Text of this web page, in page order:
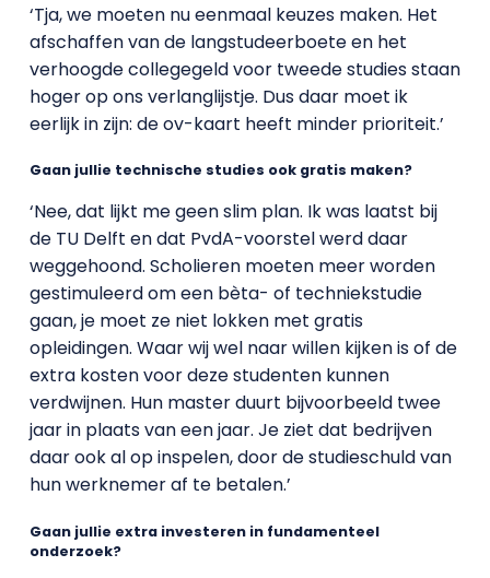
‘Tja, we moeten nu eenmaal keuzes maken. Het
afschaffen van de langstudeerboete en het
verhoogde collegegeld voor tweede studies staan
hoger op ons verlanglijstje. Dus daar moet ik
eerlijk in zijn: de ov-kaart heeft minder prioriteit.’
Gaan jullie technische studies ook gratis maken?
‘Nee, dat lijkt me geen slim plan. Ik was laatst bij
de TU Delft en dat PvdA-voorstel werd daar
weggehoond. Scholieren moeten meer worden
gestimuleerd om een bèta- of techniekstudie
gaan, je moet ze niet lokken met gratis
opleidingen. Waar wij wel naar willen kijken is of de
extra kosten voor deze studenten kunnen
verdwijnen. Hun master duurt bijvoorbeeld twee
jaar in plaats van een jaar. Je ziet dat bedrijven
daar ook al op inspelen, door de studieschuld van
hun werknemer af te betalen.’
Gaan jullie extra investeren in fundamenteel
onderzoek?